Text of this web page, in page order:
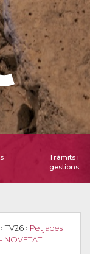
Tràmits i
gestions
› TV26 › Petjades
NOVETAT